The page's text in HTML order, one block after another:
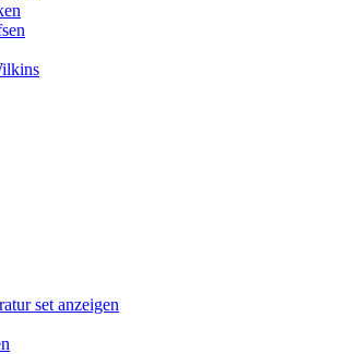
set anzeigen